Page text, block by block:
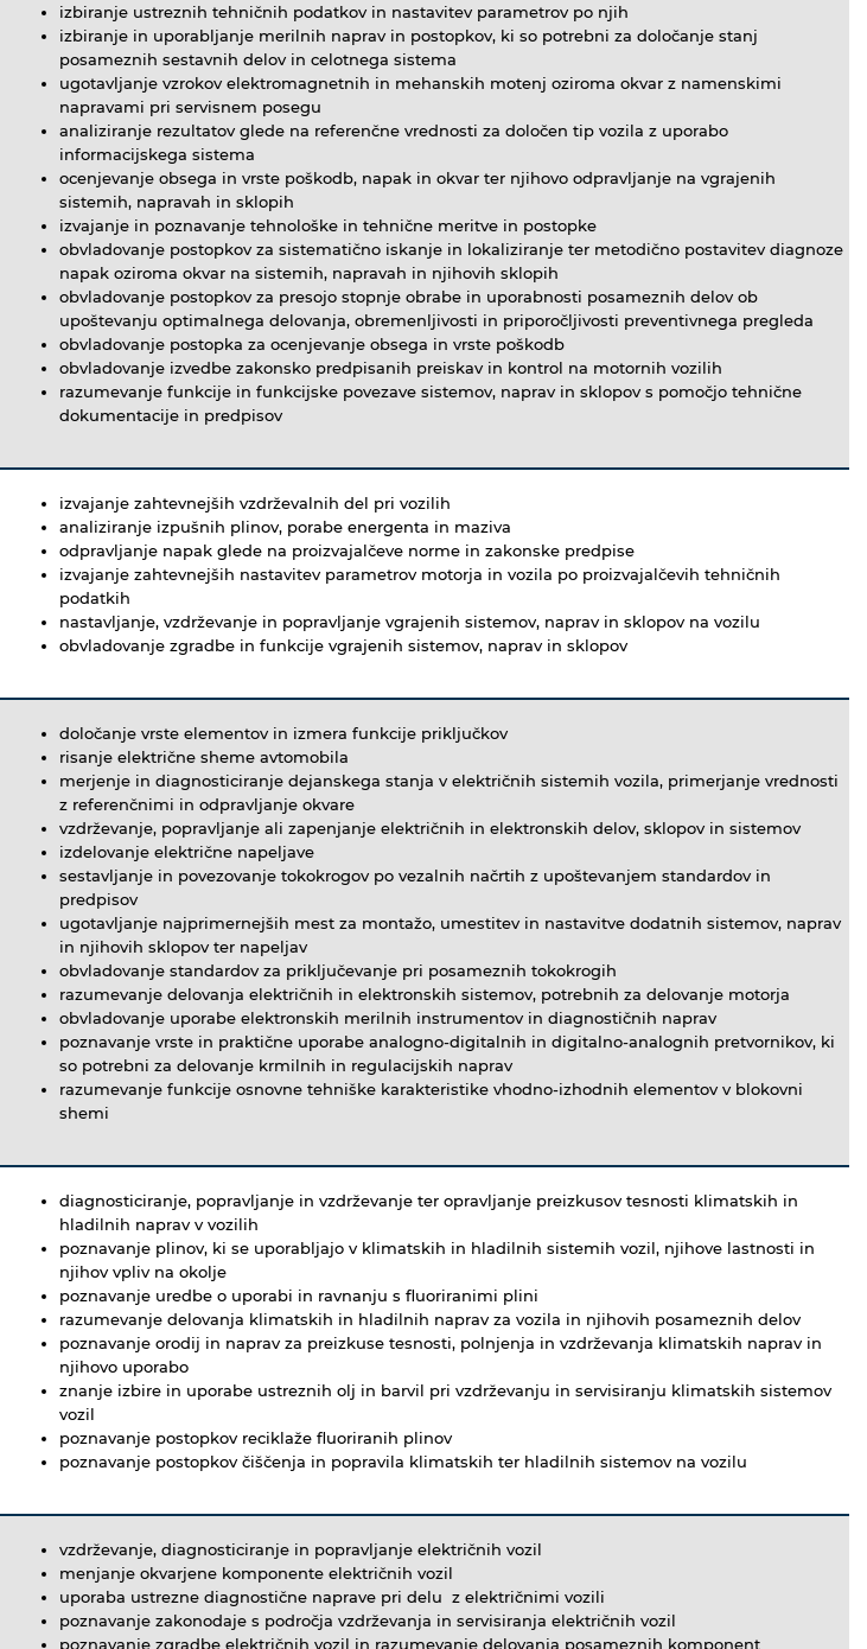
izbiranje ustreznih tehničnih podatkov in nastavitev parametrov po njih
izbiranje in uporabljanje merilnih naprav in postopkov, ki so potrebni za določanje stanj
posameznih sestavnih delov in celotnega sistema
ugotavljanje vzrokov elektromagnetnih in mehanskih motenj oziroma okvar z namenskimi
napravami pri servisnem posegu
analiziranje rezultatov glede na referenčne vrednosti za določen tip vozila z uporabo
informacijskega sistema
ocenjevanje obsega in vrste poškodb, napak in okvar ter njihovo odpravljanje na vgrajenih
sistemih, napravah in sklopih
izvajanje in poznavanje tehnološke in tehnične meritve in postopke
obvladovanje postopkov za sistematično iskanje in lokaliziranje ter metodično postavitev diagnoze
napak oziroma okvar na sistemih, napravah in njihovih sklopih
obvladovanje postopkov za presojo stopnje obrabe in uporabnosti posameznih delov ob
upoštevanju optimalnega delovanja, obremenljivosti in priporočljivosti preventivnega pregleda
obvladovanje postopka za ocenjevanje obsega in vrste poškodb
obvladovanje izvedbe zakonsko predpisanih preiskav in kontrol na motornih vozilih
razumevanje funkcije in funkcijske povezave sistemov, naprav in sklopov s pomočjo tehnične
dokumentacije in predpisov
izvajanje zahtevnejših vzdrževalnih del pri vozilih
analiziranje izpušnih plinov, porabe energenta in maziva
odpravljanje napak glede na proizvajalčeve norme in zakonske predpise
izvajanje zahtevnejših nastavitev parametrov motorja in vozila po proizvajalčevih tehničnih
podatkih
nastavljanje, vzdrževanje in popravljanje vgrajenih sistemov, naprav in sklopov na vozilu
obvladovanje zgradbe in funkcije vgrajenih sistemov, naprav in sklopov
določanje vrste elementov in izmera funkcije priključkov
risanje električne sheme avtomobila
merjenje in diagnosticiranje dejanskega stanja v električnih sistemih vozila, primerjanje vrednosti
z referenčnimi in odpravljanje okvare
vzdrževanje, popravljanje ali zapenjanje električnih in elektronskih delov, sklopov in sistemov
izdelovanje električne napeljave
sestavljanje in povezovanje tokokrogov po vezalnih načrtih z upoštevanjem standardov in
predpisov
ugotavljanje najprimernejših mest za montažo, umestitev in nastavitve dodatnih sistemov, naprav
in njihovih sklopov ter napeljav
obvladovanje standardov za priključevanje pri posameznih tokokrogih
razumevanje delovanja električnih in elektronskih sistemov, potrebnih za delovanje motorja
obvladovanje uporabe elektronskih merilnih instrumentov in diagnostičnih naprav
poznavanje vrste in praktične uporabe analogno-digitalnih in digitalno-analognih pretvornikov, ki
so potrebni za delovanje krmilnih in regulacijskih naprav
razumevanje funkcije osnovne tehniške karakteristike vhodno-izhodnih elementov v blokovni
shemi
diagnosticiranje, popravljanje in vzdrževanje ter opravljanje preizkusov tesnosti klimatskih in
hladilnih naprav v vozilih
poznavanje plinov, ki se uporabljajo v klimatskih in hladilnih sistemih vozil, njihove lastnosti in
njihov vpliv na okolje
poznavanje uredbe o uporabi in ravnanju s fluoriranimi plini
razumevanje delovanja klimatskih in hladilnih naprav za vozila in njihovih posameznih delov
poznavanje orodij in naprav za preizkuse tesnosti, polnjenja in vzdrževanja klimatskih naprav in
njihovo uporabo
znanje izbire in uporabe ustreznih olj in barvil pri vzdrževanju in servisiranju klimatskih sistemov
vozil
poznavanje postopkov reciklaže fluoriranih plinov
poznavanje postopkov čiščenja in popravila klimatskih ter hladilnih sistemov na vozilu
vzdrževanje, diagnosticiranje in popravljanje električnih vozil
menjanje okvarjene komponente električnih vozil
uporaba ustrezne diagnostične naprave pri delu z električnimi vozili
poznavanje zakonodaje s področja vzdrževanja in servisiranja električnih vozil
poznavanje zgradbe električnih vozil in razumevanje delovanja posameznih komponent